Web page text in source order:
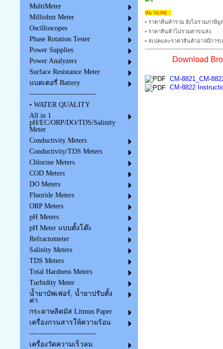
MultiMeter
Milliohm Meter
Oscilloscopes
Phase Rotation Tester
Power Supplies
Power Analyzers
Surface Resistance Meter
แบตเตอรี่ Battery
---------------------------
• WATER QUALITY
All in 1
pH/EC/ORP/DO/TDS/Salinity
Meter
Conductivity Meters
Conductivity/TDS Meters
Chlorine Meters
COD Meters
DO Meters
Fluoride Meters
ORP Meters
pH Meters
pH Meter แบบตั้งโต๊ะ
Refractometer
Salinity Meters
TDS Meters
Total Hardness Meters
Turbidity Meter
น้ำยาบัพเฟอร์, น้ำยาปรับตั้ง
ค่า
กระดาษลิตมัส Litmus Paper
เครื่องกวนสารให้ความร้อน
---------------------------
เครื่องวัดความเร็วลม
หมายเหตุ ::
• ราคาสินค้ารวม ยังไม่รวมภาษีมู
• ราคาสินค้าไม่รวมค่าขนส่ง
• สเปคและราคาสินค้าอาจมีการ
Download
CM-8821_CM-
CM-8822